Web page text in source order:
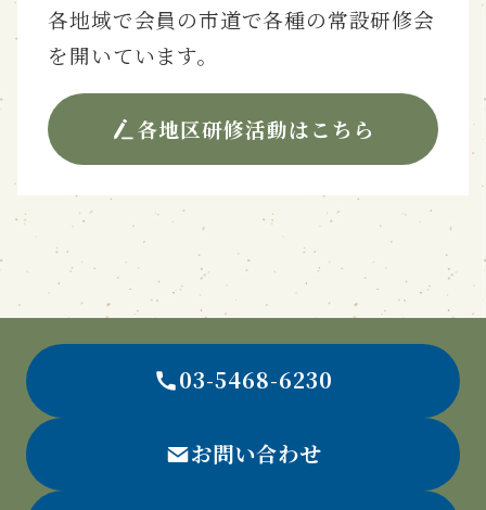
各地域で会員の市道で各種の常設研修会
を開いています。
各地区研修活動はこちら
03-5468-6230
お問い合わせ